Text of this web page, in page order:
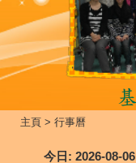
主頁 > 行事曆
今日 : 2026-08-06